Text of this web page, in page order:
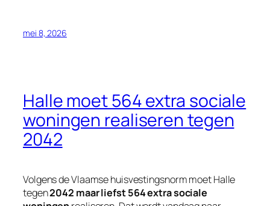
mei 8, 2026
Halle moet 564 extra sociale
woningen realiseren tegen
2042
Volgens de Vlaamse huisvestingsnorm moet Halle
tegen2042 maar liefst 564 extra sociale